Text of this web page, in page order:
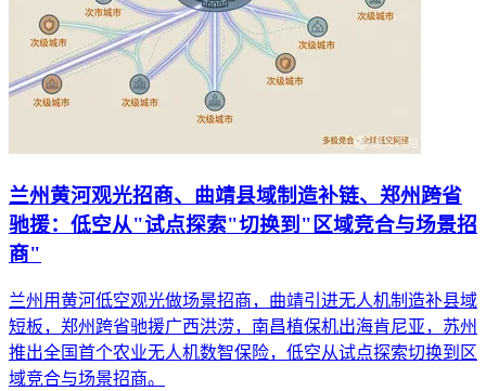
兰州黄河观光招商、曲靖县域制造补链、郑州跨省
驰援：低空从"试点探索"切换到"区域竞合与场景招
商"
兰州用黄河低空观光做场景招商，曲靖引进无人机制造补县域
短板，郑州跨省驰援广西洪涝，南昌植保机出海肯尼亚，苏州
推出全国首个农业无人机数智保险，低空从试点探索切换到区
域竞合与场景招商。